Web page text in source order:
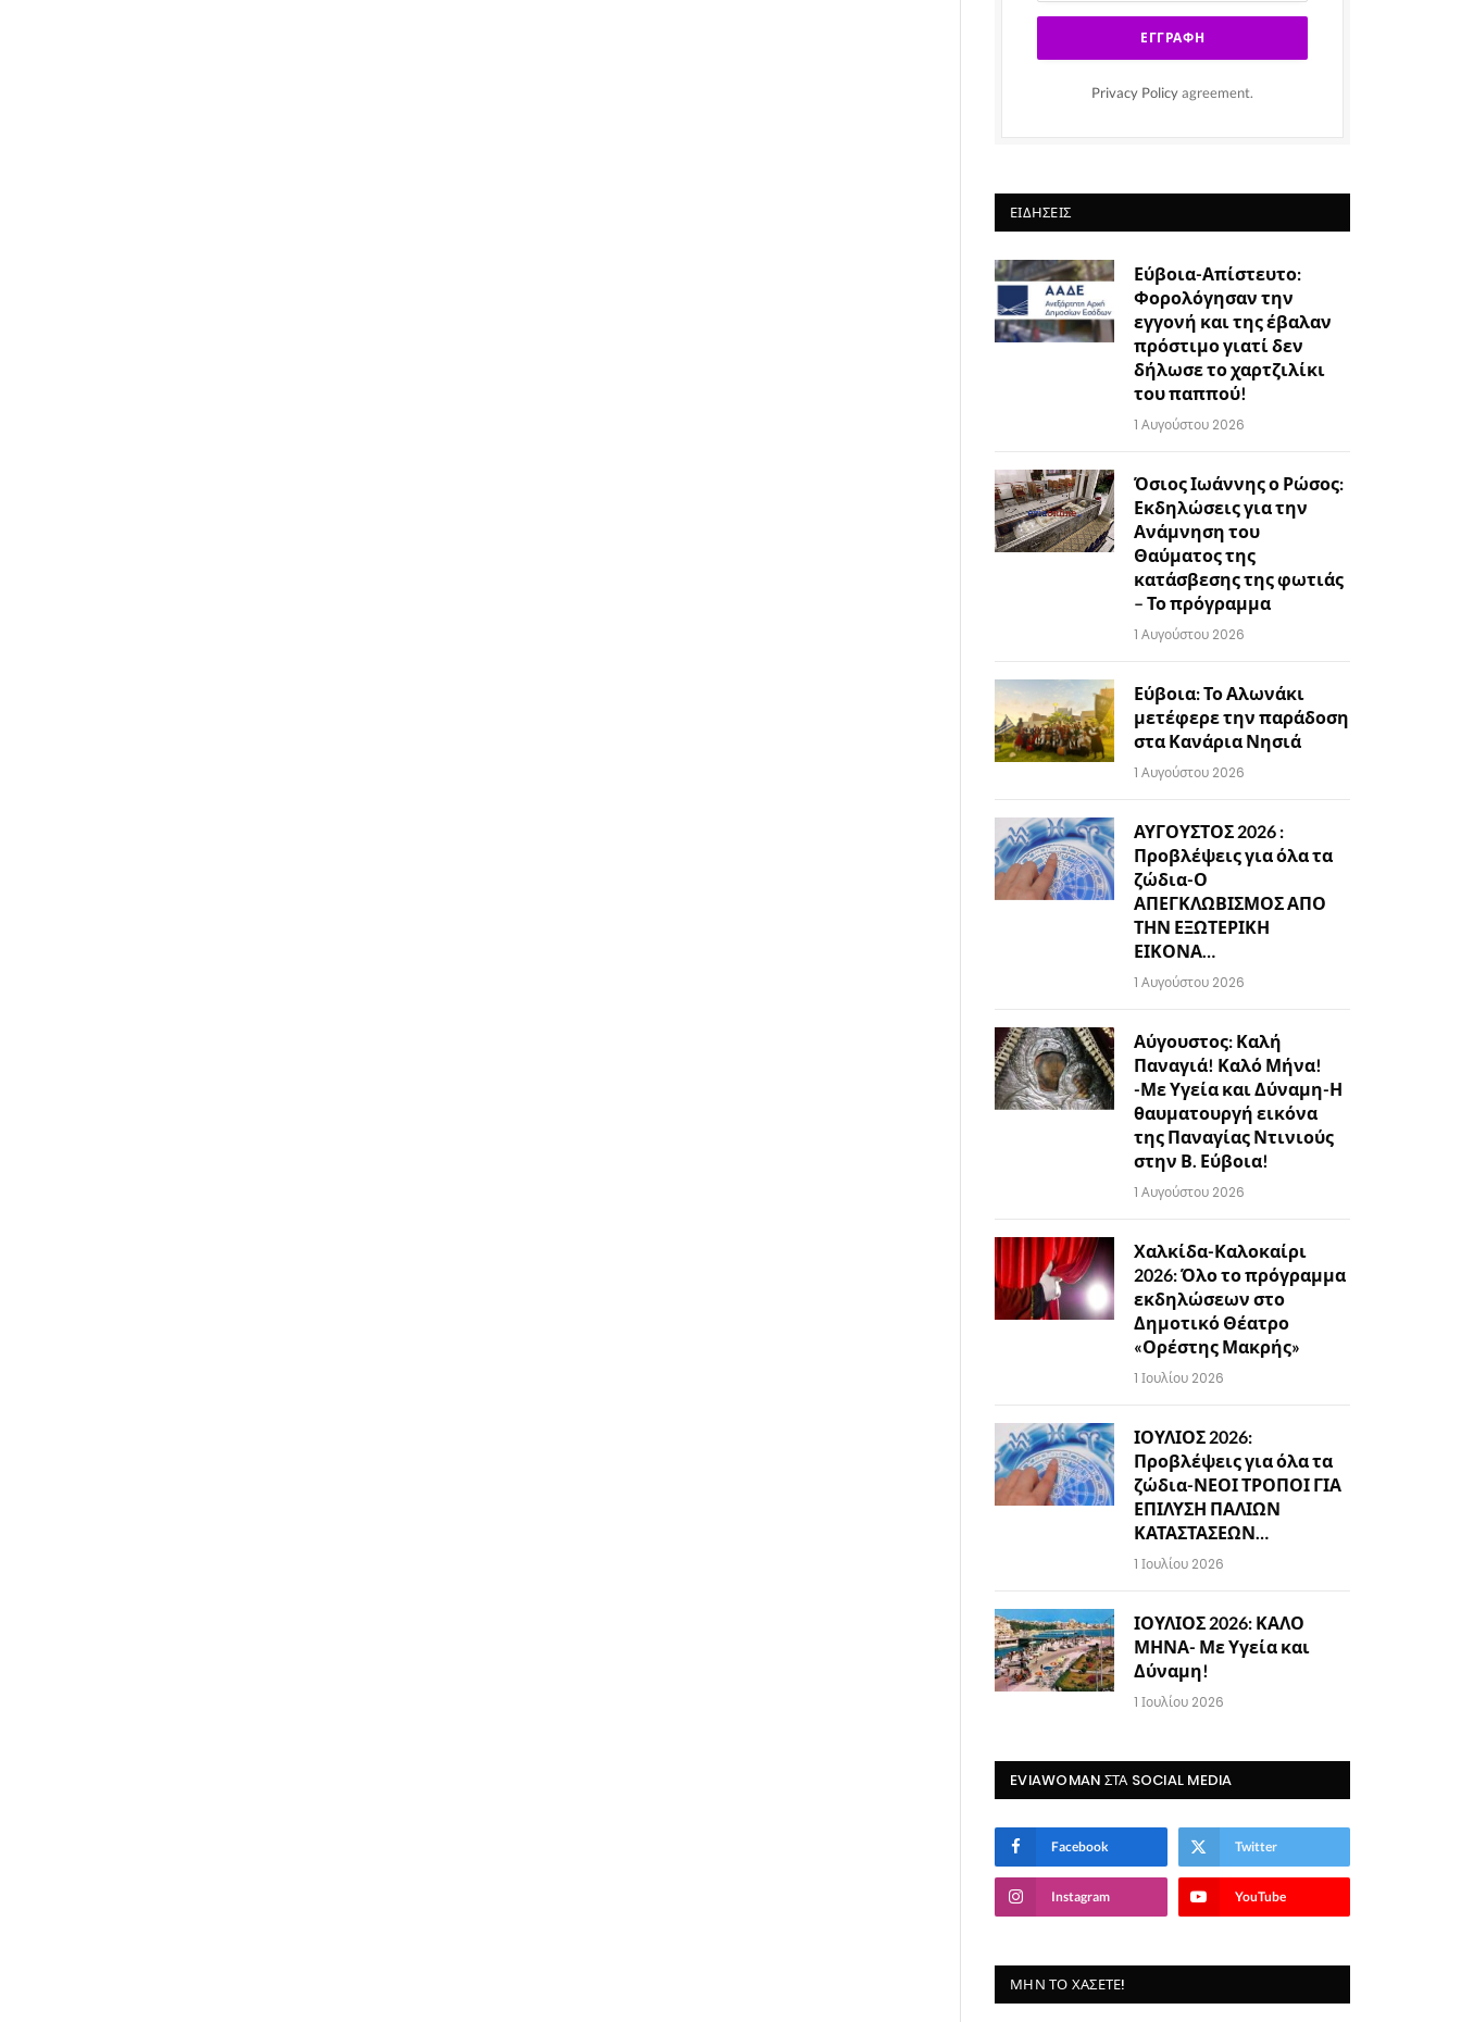
Privacy Policy agreement.
ΕΙΔΉΣΕΙΣ
Εύβοια-Απίστευτο:
Φορολόγησαν την
εγγονή και της έβαλαν
πρόστιμο γιατί δεν
δήλωσε το χαρτζιλίκι
του παππού!
1 Αυγούστου 2026
Όσιος Ιωάννης ο Ρώσος:
Εκδηλώσεις για την
Ανάμνηση του
Θαύματος της
κατάσβεσης της φωτιάς
– Το πρόγραμμα
1 Αυγούστου 2026
Εύβοια: Το Αλωνάκι
μετέφερε την παράδοση
στα Κανάρια Νησιά
1 Αυγούστου 2026
ΑΥΓΟΥΣΤΟΣ 2026 :
Προβλέψεις για όλα τα
ζώδια-Ο
ΑΠΕΓΚΛΩΒΙΣΜΟΣ ΑΠΟ
ΤΗΝ ΕΞΩΤΕΡΙΚΗ
ΕΙΚΟΝΑ…
1 Αυγούστου 2026
Αύγουστος: Καλή
Παναγιά! Καλό Μήνα!
-Με Υγεία και Δύναμη-Η
θαυματουργή εικόνα
της Παναγίας Ντινιούς
στην Β. Εύβοια!
1 Αυγούστου 2026
Χαλκίδα-Καλοκαίρι
2026: Όλο το πρόγραμμα
εκδηλώσεων στο
Δημοτικό Θέατρο
«Ορέστης Μακρής»
1 Ιουλίου 2026
ΙΟΥΛΙΟΣ 2026:
Προβλέψεις για όλα τα
ζώδια-ΝΕΟΙ ΤΡΟΠΟΙ ΓΙΑ
ΕΠΙΛΥΣΗ ΠΑΛΙΩΝ
ΚΑΤΑΣΤΑΣΕΩΝ…
1 Ιουλίου 2026
ΙΟΥΛΙΟΣ 2026: ΚΑΛΟ
ΜΗΝΑ- Με Υγεία και
Δύναμη!
1 Ιουλίου 2026
EVIAWOMAN ΣΤΑ SOCIAL MEDIA
Facebook Twitter
Instagram YouTube
ΜΗΝ ΤΟ ΧΆΣΕΤΕ!